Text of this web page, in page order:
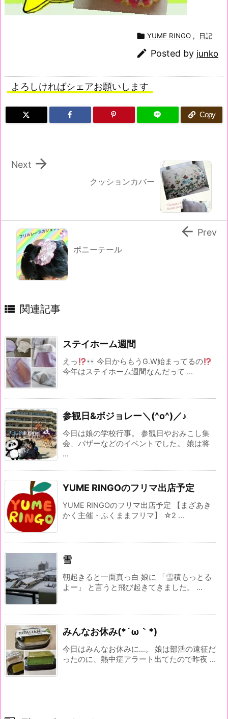
 YUME RINGO , 日記
 Posted by junko
よろしければシェアお願いします
Copy
クッションカバー

Next
ポニーテール
 Prev
 関連記事
ステイホーム週間
えっ
今日からもうG.W始まってるの
今年はステイホーム週間なんだって ...
参観日&ボジョレー＼(^o^)／♪
今日は娘の学校行事。 参観日やおみこし集
会、バザーなどのイベントでした。 娘は将
...
YUME RINGOのフリマ出店予定
YUME RINGOのフリマ出店予定 【まざあき
かく主催・ふくままフリマ】 ☆2 ...
雪
朝起きると一面真っ白 娘に 「雪積もっとる
よー」 と言うと飛び起きてきました。 ...
みんなお休み(*´ω｀*)
今日はみんなお休みに…。 娘は部活の遠征だ
ったのに、熱中症アラート出てたので昨夜 ...